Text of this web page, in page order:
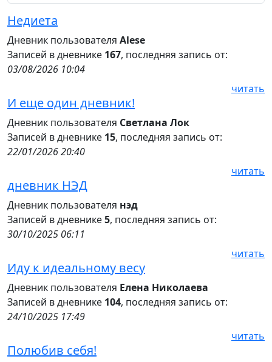
Недиета
Дневник пользователя Alese
Записей в дневнике 167, последняя запись от:
03/08/2026 10:04
читать
И еще один дневник!
Дневник пользователя Светлана Лок
Записей в дневнике 15, последняя запись от:
22/01/2026 20:40
читать
дневник НЭД
Дневник пользователя нэд
Записей в дневнике5, последняя запись от:
30/10/2025 06:11
читать
Иду к идеальному весу
Дневник пользователя Елена Николаева
Записей в дневнике 104, последняя запись от:
24/10/2025 17:49
читать
Полюбив себя!